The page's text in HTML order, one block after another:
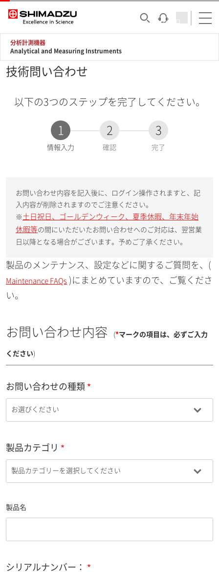
分析計測機器
Analytical and Measuring Instruments
技術問い合わせ
以下の3つのステップを完了してください。
1
現
情報入力
2
確認
3
完了
お問い合わせ内容を記入後に、ログイン操作されますと、記
入内容が削除されますのでご注意ください。
※ 土日祝日、ゴールデンウィーク、夏季休暇、年末年始
休暇等の間にいただいたお問い合わせへのご対応は、翌営業
日以降となる場合がございます。予めご了承ください。
製品のメンテナンス、設定などに関するご質問を、(
Maintenance FAQs )にまとめていますので、ご覧くださ
い。
お問い合わせ内容 (*マークの項目は、必ずご入力
ください)
お問い合わせの種類
製品カテゴリ
製品名
シリアルナンバー：